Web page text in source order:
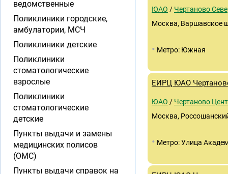
ЮАО / Чертаново
Москва, Варшавское
• Метро: Южная
ЕИРЦ ЮАО
ЮАО / Чертаново
Москва,
• Метро: Улица
ведомственные
Поликлиники городские,
амбулатории, МСЧ
Поликлиники детские
Поликлиники
стоматологические
взрослые
Поликлиники
стоматологические
детские
Пункты выдачи и замены
медицинских полисов
(ОМС)
Пункты выдачи справок на